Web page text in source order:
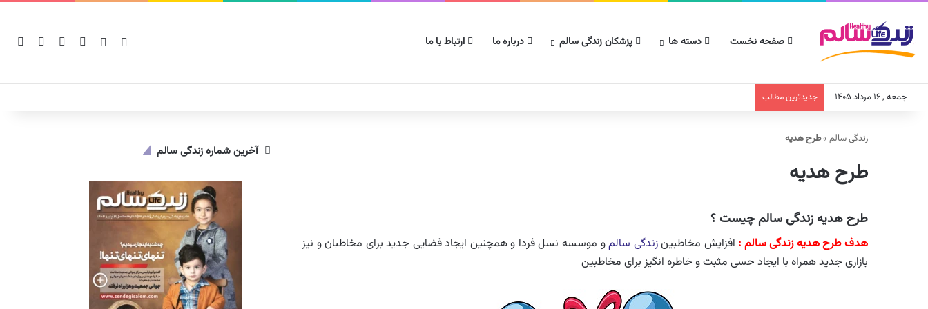
صفحه نخست دسته ها پزشکان زندگی سالم درباره ما ارتباط با ما یوتیوب اینستاگرامنوشته تصادفی
سایدبار skin
جمعه , ۱۶ مرداد ۱۴۰۵ جدیدترین مطالب
زندگی سالم »طرح هدیه
طرح هدیه
طرح هدیه زندگی سالم چیست ؟
هدف طرح هدیه زندگی سالم : افزایش مخاطبینزندگی سالمو موسسه نسل فردا و همچنین ایجاد فضایی جدید برای مخاطبان و نیز
بازاری جدید همراه با ایجاد حسی مثبت و خاطره انگیز برای مخاطبین
آخرین شماره زندگی سالم